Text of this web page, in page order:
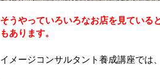
そうやっていろいろなお店を見ている
もあります。
イメージコンサルタント養成講座では